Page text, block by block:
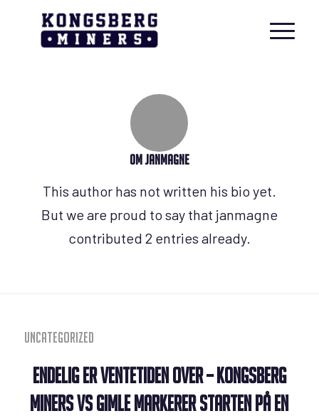
Omjanmagne
This author has not written his bio yet.
But we are proud to say that janmagne
contributed 2 entries already.
Uncategorized
Endelig er ventetiden over – Kongsberg
Miners vs Gimle markerer starten på en